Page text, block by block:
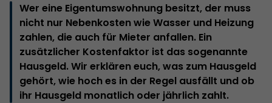
Wer eine Eigentumswohnung besitzt, der muss
nicht nur Nebenkosten wie Wasser und Heizung
zahlen, die auch für Mieter anfallen. Ein
zusätzlicher Kostenfaktor ist das sogenannte
Hausgeld. Wir erklären euch, was zum Hausgeld
gehört, wie hoch es in der Regel ausfällt und ob
ihr Hausgeld monatlich oder jährlich zahlt.